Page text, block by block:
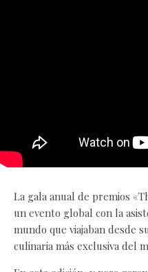
La gala anual de premios
un evento global con la
mundo que viajaban desde
culinaria más exclusiva del